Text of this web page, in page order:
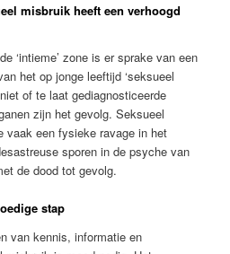
misbruik heeft een verhoogd
‘intieme’ zone is er sprake van een
het op jonge leeftijd ‘seksueel
of te laat gediagnosticeerde
zijn het gevolg. Seksueel
vaak een fysieke ravage in het
sporen in de psyche van
de dood tot gevolg.
stap
van kennis, informatie en